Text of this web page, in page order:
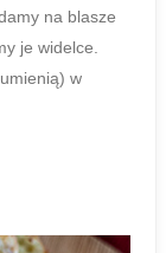
na blasze
je widelce.
w